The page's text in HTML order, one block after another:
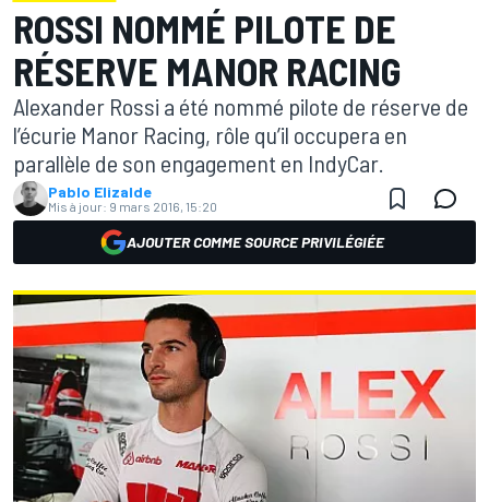
ROSSI NOMMÉ PILOTE DE
RÉSERVE MANOR RACING
Alexander Rossi a été nommé pilote de réserve de
l’écurie Manor Racing, rôle qu’il occupera en
parallèle de son engagement en IndyCar.
Pablo Elizalde
Mis à jour: 9 mars 2016, 15:20
AJOUTER COMME SOURCE PRIVILÉGIÉE